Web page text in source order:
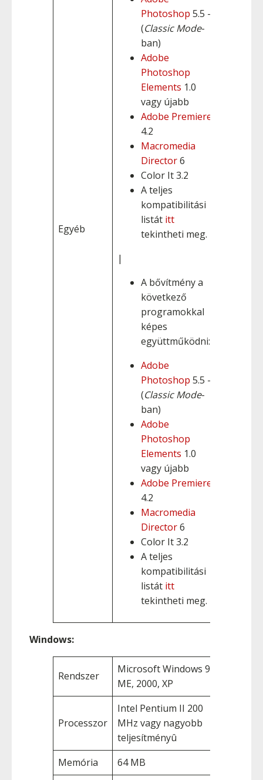
Egyéb
Photoshop 5.5 - 7
(Classic Mode-
ban)
Adobe
Photoshop
Elements 1.0
vagy újabb
Adobe Premiere
4.2
Macromedia
Director6
Color It 3.2
A teljes
kompatibilitási
listát itt
tekintheti meg.
|
A bővítmény a
következő
programokkal
képes
együttműködni:
Adobe
Photoshop 5.5 - 7
(Classic Mode-
ban)
Adobe
Photoshop
Elements 1.0
vagy újabb
Adobe Premiere
4.2
Macromedia
Director6
Color It 3.2
A teljes
kompatibilitási
listát itt
tekintheti meg.
Windows:
Rendszer
Microsoft Windows 98,
ME, 2000, XP
Processzor
Intel Pentium II 200
MHz vagy nagyobb
teljesítményû
Memória
64 MB